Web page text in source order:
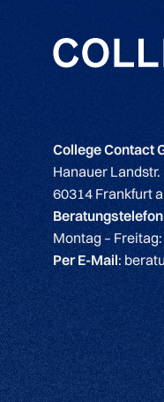
College Contact
Hanauer
60314 Frankfurt
Beratungstelefon
Montag –
Per E-Mail: